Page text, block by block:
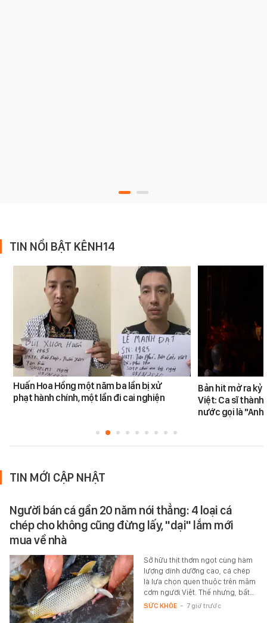
TIN NỔI BẬT KÊNH14
Huấn Hoa Hồng một năm ba lần bị xử
phạt hành chính, một lần đi cai nghiện
Bản hit mở ra kỷ
Việt: Ca sĩ
nước gọi là "Anh
TIN MỚI CẬP NHẬT
Người bán cá gần 20 năm nói thẳng: 4 loại cá
chép cho không cũng đừng lấy, "dại" lắm mới
mua về nhà
Sở hữu thịt thơm ngọt cùng hàm
lượng dinh dưỡng cao, cá chép
là lựa chọn quen thuộc trên mâm
cơm người Việt. Thế nhưng, bất…
SỨC KHỎE - 7 giờ trước